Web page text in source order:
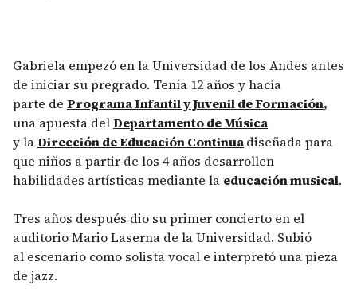
Gabriela empezó en la Universidad de los Andes antes
de iniciar su pregrado. Tenía 12 años y hacía
parte de Programa Infantil y Juvenil de Formación,
una apuesta delDepartamento de Música
y laDirección de Educación Continuadiseñada para
que niños a partir de los 4 años desarrollen
habilidades artísticas mediante la educación musical.
Tres años después dio su primer concierto en el
auditorio Mario Laserna de la Universidad. Subió
al escenario como solista vocal e interpretó una pieza
de jazz.